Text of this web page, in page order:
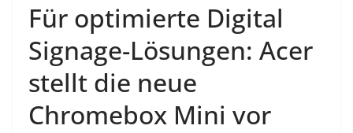
Für optimierte Digital
Signage-Lösungen: Acer
stellt die neue
Chromebox Mini vor